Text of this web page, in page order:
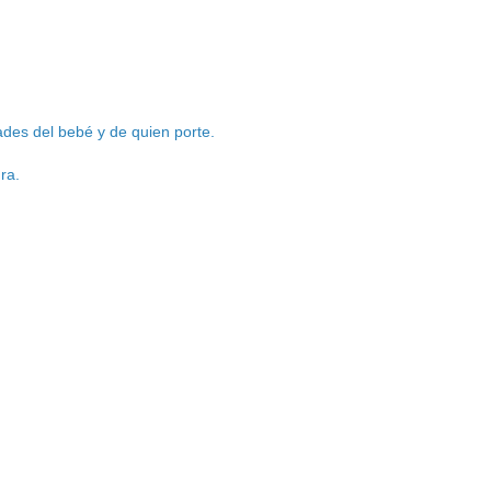
del bebé y de quien porte.